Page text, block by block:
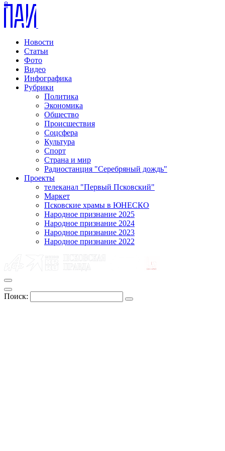
Новости
Статьи
Фото
Видео
Инфографика
Рубрики
Политика
Экономика
Общество
Происшествия
Соцсфера
Культура
Спорт
Страна и мир
Радиостанция "Серебряный дождь"
Проекты
телеканал "Первый Псковский"
Маркет
Псковские храмы в ЮНЕСКО
Народное признание 2025
Народное признание 2024
Народное признание 2023
Народное признание 2022
Поиск:
8